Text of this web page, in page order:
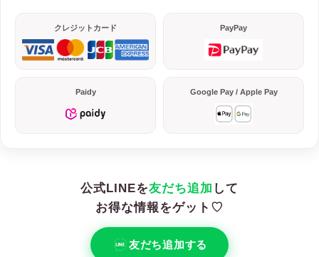
クレジットカード PayPay
Paidy Google Pay / Apple Pay
公式LINEを友だち追加 して
お得な情報をゲット♡
友だち追加する